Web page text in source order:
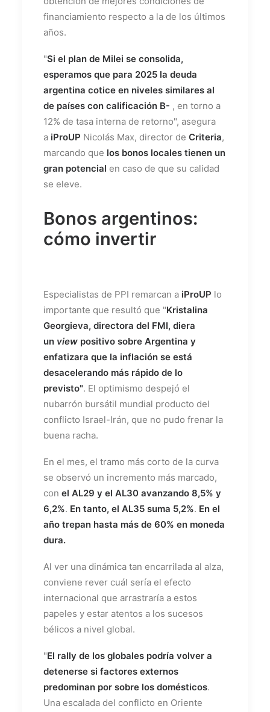
financiamiento respecto a la de los últimos
años.
"Si el plan de Milei se consolida,
esperamos que para 2025 la deuda
argentina cotice en niveles similares al
de países con calificación B- , en torno a
12% de tasa interna de retorno", asegura
a iProUP Nicolás Max, director de Criteria,
marcando que los bonos locales tienen un
gran potencial en caso de que su calidad
se eleve.
Bonos argentinos:
cómo invertir
Especialistas de PPI remarcan a iProUP lo
importante que resultó que "Kristalina
Georgieva, directora del FMI, diera
un view positivo sobre Argentina y
enfatizara que la inflación se está
desacelerando más rápido de lo
previsto". El optimismo despejó el
nubarrón bursátil mundial producto del
conflicto Israel-Irán, que no pudo frenar la
buena racha.
En el mes, el tramo más corto de la curva
se observó un incremento más marcado,
con el AL29 y el AL30 avanzando 8,5% y
6,2%. En tanto, el AL35 suma 5,2%. En el
año trepan hasta más de 60% en moneda
dura.
Al ver una dinámica tan encarrilada al alza,
conviene rever cuál sería el efecto
internacional que arrastraría a estos
papeles y estar atentos a los sucesos
bélicos a nivel global.
"El rally de los globales podría volver a
detenerse si factores externos
predominan por sobre los domésticos.
Una escalada del conflicto en Oriente